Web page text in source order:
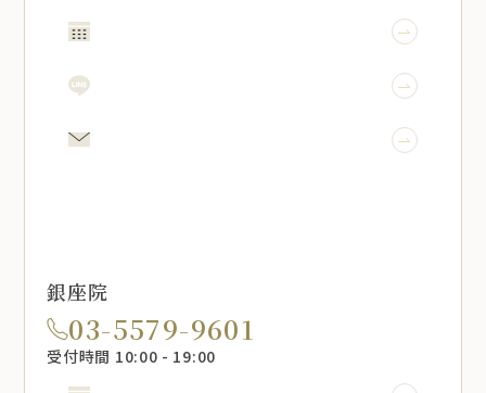
銀座院
03-5579-9601
受付時間 10:00 - 19:00